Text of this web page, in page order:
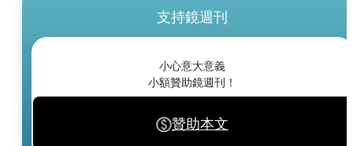
支持鏡週刊
小心意大意義
小額贊助鏡週刊！
贊助本文